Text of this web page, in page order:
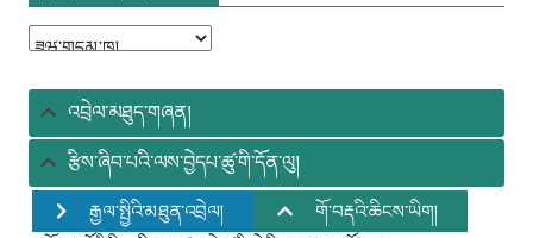
གཏན་
ཚུ།
འབྲེལ་མཐུད་གཞན།
རྩིས་ཞིབ་པའི་ལས་བྱེདཔ་ཚུ་གི་དོན་ལུ།
རྒྱལ་སྤྱིའི་མཐུན་འབྲེལ།
གོ་བརྡའི་ཆིངས་ཡིག།